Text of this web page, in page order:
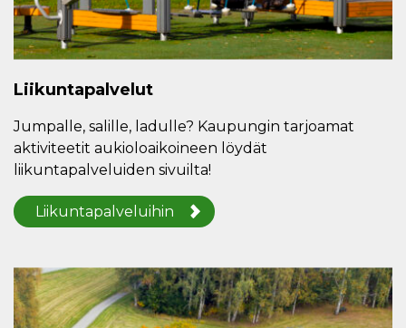
Liikuntapalvelut
Jumpalle, salille, ladulle? Kaupungin tarjoamat
aktiviteetit aukioloaikoineen löydät
liikuntapalveluiden sivuilta!
Liikuntapalveluihin